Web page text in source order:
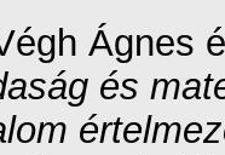
Ágnes
és